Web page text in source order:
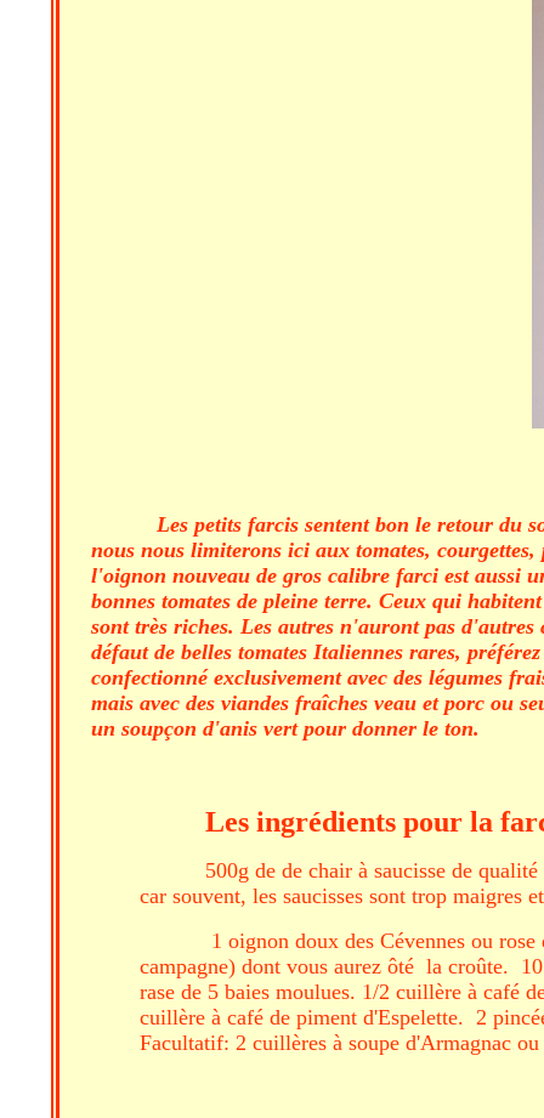
Les petits farcis sentent bon le retour du
nous nous limiterons ici aux tomates,
l'oignon nouveau de gros calibre farci est aussi
bonnes tomates de pleine terre. Ceux qui
sont très riches. Les autres n'auront pas
défaut de belles tomates Italiennes rares,
confectionné exclusivement avec des légumes
mais avec des viandes fraîches veau et porc ou
un soupçon d'anis vert pour donner le ton.
Les ingrédients pour la
500g de de chair à saucisse de
car souvent, les saucisses sont trop maigres
1 oignon doux des Cévennes ou
campagne) dont vous aurez ôté la croûte.
rase de 5 baies moulues. 1/2 cuillère à
cuillère à café de piment d'Espelette. 2
Facultatif: 2 cuillères à soupe d'Armagnac ou